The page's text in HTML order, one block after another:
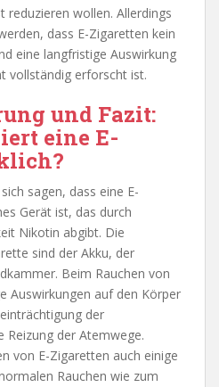
reduzieren wollen. Allerdings
dass E-Zigaretten kein
eine langfristige Auswirkung
vollständig erforscht ist.
und Fazit:
eine E-
sagen, dass eine E-
Gerät ist, das durch
Nikotin abgibt. Die
sind der Akku, der
Beim Rauchen von
Auswirkungen auf den Körper
der
Reizung der Atemwege.
von E-Zigaretten auch einige
Rauchen wie zum